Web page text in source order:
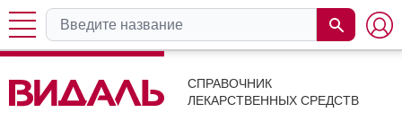
СПРАВОЧНИК
ЛЕКАРСТВЕННЫХ СРЕДСТВ